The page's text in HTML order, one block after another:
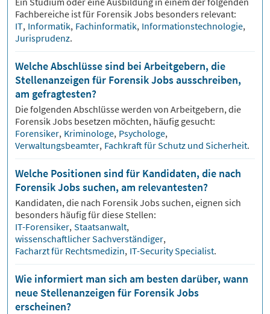
Fachbereiche ist für ForensikJobs besonders relevant:
IT, Informatik, Fachinformatik, Informationstechnologie,
Jurisprudenz.
Welche Abschlüsse sind bei Arbeitgebern, die
Stellenanzeigen für Forensik Jobs ausschreiben,
am gefragtesten?
Die folgenden Abschlüsse werden von Arbeitgebern, die
ForensikJobs besetzen möchten, häufig gesucht:
Forensiker, Kriminologe, Psychologe,
Verwaltungsbeamter, Fachkraft für Schutz und Sicherheit.
Welche Positionen sind für Kandidaten, die nach
Forensik Jobs suchen, am relevantesten?
Kandidaten, die nach ForensikJobs suchen, eignen sich
besonders häufig für diese Stellen:
IT-Forensiker, Staatsanwalt,
wissenschaftlicher Sachverständiger,
Facharzt für Rechtsmedizin, IT-Security Specialist.
Wie informiert man sich am besten darüber, wann
neue Stellenanzeigen für Forensik Jobs
erscheinen?